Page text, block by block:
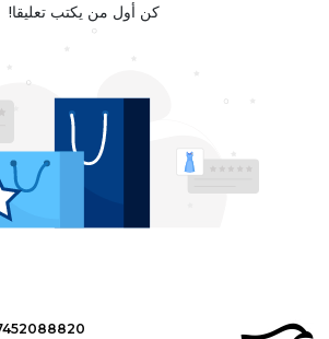
كن أول من يكتب تعليقا!